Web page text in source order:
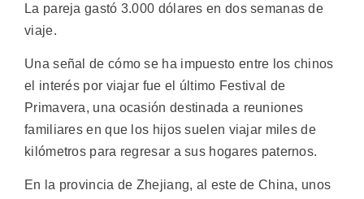
La pareja gastó 3.000 dólares en dos semanas de
viaje.
Una señal de cómo se ha impuesto entre los chinos
el interés por viajar fue el último Festival de
Primavera, una ocasión destinada a reuniones
familiares en que los hijos suelen viajar miles de
kilómetros para regresar a sus hogares paternos.
En la provincia de Zhejiang, al este de China, unos